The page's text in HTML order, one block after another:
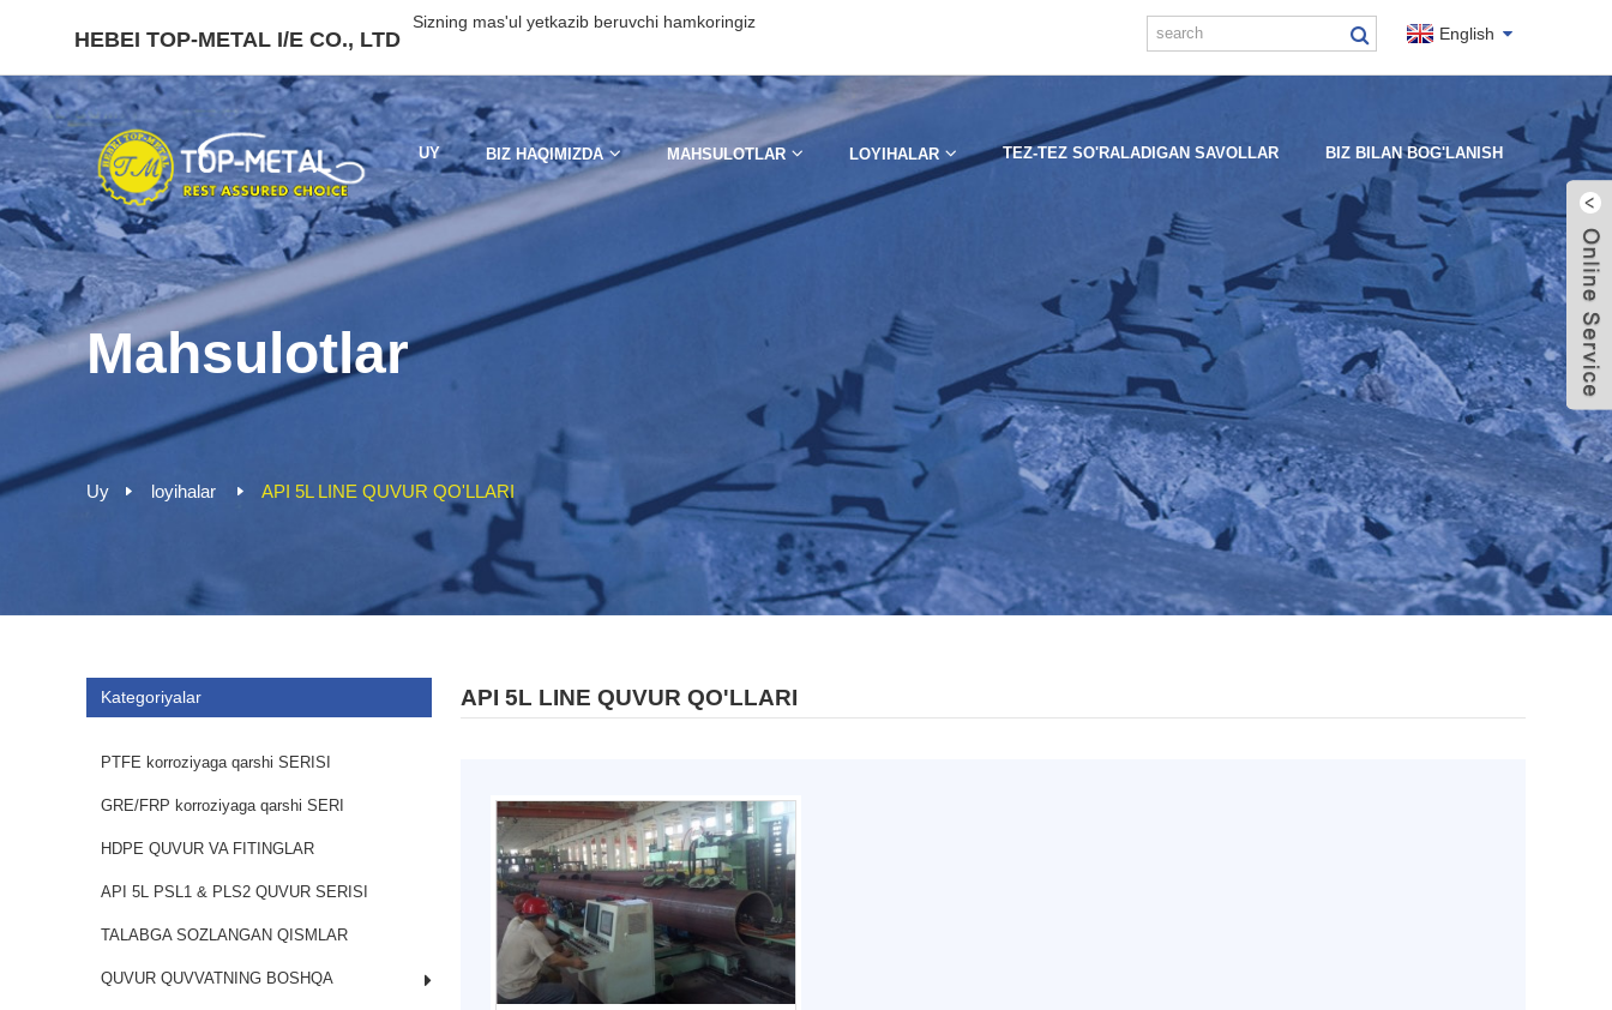
HEBEI TOP-METAL I/E CO., LTD
Sizning mas'ul yetkazib beruvchi hamkoringiz
English
UY BIZ HAQIMIZDA MAHSULOTLAR LOYIHALAR TEZ-TEZ SO'RALADIGAN SAVOLLAR BIZ BILAN BOG'LANISH
Mahsulotlar
Uy loyihalar API 5L LINE QUVUR QO'LLARI
Kategoriyalar
PTFE korroziyaga qarshi SERISI
GRE/FRP korroziyaga qarshi SERI
HDPE QUVUR VA FITINGLAR
API 5L PSL1 & PLS2 QUVUR SERISI
TALABGA SOZLANGAN QISMLAR
QUVUR QUVVATNING BOSHQA
API 5L LINE QUVUR QO'LLARI